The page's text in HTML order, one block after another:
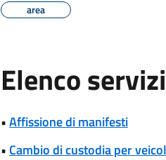
area
Elenco
•Affissione di manifesti
• Cambio di custodia per